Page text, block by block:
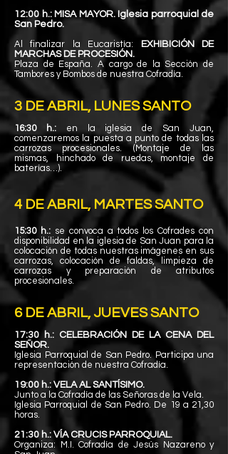
12:00 h.: MISA MAYOR. Iglesia parroquial de
San Pedro.
Al finalizar la Eucaristía:
EXHIBICIÓN DE
MARCHAS DE PROCESIÓN.
Plaza de España. A cargo de la Sección de
Tambores y Bombos de nuestra Cofradía.
3 DE ABRIL, LUNES SANTO
16:30 h.:en la iglesia de San Juan,
comenzaremos la puesta a punto de todas las
carrozas procesionales. (Montaje de las
mismas, hinchado de ruedas, montaje de
baterías…).
4 DE ABRIL, MARTES SANTO
15:30 h.:se convoca a todos los Cofrades con
disponibilidad en la iglesia de San Juan para la
colocación de todas nuestras imágenes en sus
carrozas, colocación de faldas, limpieza de
carrozas y preparación de atributos
procesionales.
6 DE ABRIL, JUEVES SANTO
17:30 h.: CELEBRACIÓN DE LA CENA DEL
SEÑOR.
Iglesia Parroquial de San Pedro. Participa una
representación de nuestra Cofradía.
19:00 h.: VELA AL SANTÍSIMO.
Junto a la Cofradía de las Señoras de la Vela.
Iglesia Parroquial de San Pedro. De 19 a 21,30
horas.
21:30 h.: VÍA CRUCIS PARROQUIAL.
Organiza: M.I. Cofradía de Jesús Nazareno y